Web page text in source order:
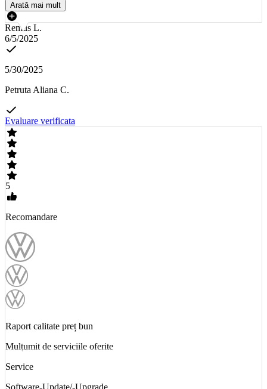
Arată mai mult
Remus L.
6/5/2025
5/30/2025
Petruta Aliana C.
Evaluare verificata
5
Recomandare
Raport calitate preț bun
Mulțumit de serviciile oferite
Service